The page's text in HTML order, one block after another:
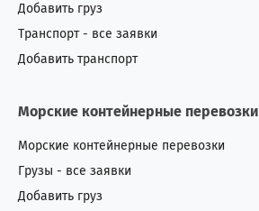
Добавить груз
Транспорт - все заявки
Добавить транспорт
Морские контейнерные перевозки
Морские контейнерные перевозки
Грузы - все заявки
Добавить груз